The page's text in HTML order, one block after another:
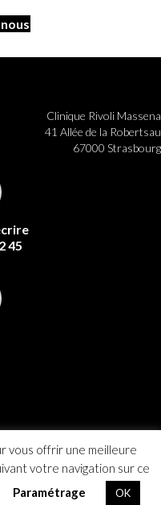
Clinique Rivoli Massena
41 Allée de la Robertsau
67000 Strasbourg
45
vous offrir une meilleure
votre navigation sur ce
Paramétrage OK